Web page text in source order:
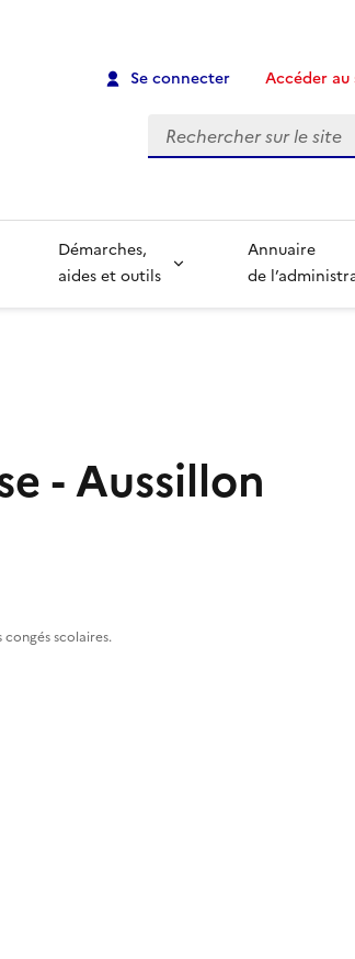
Se connecter Accéder
Recherche
Démarches,
aides et outils
Annuaire
de
- Aussillon
scolaires.